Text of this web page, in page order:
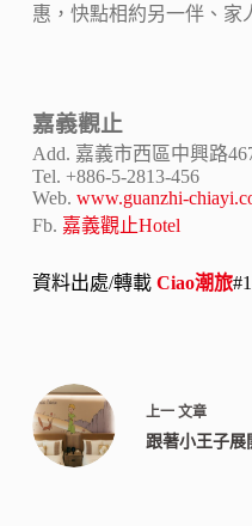
惠，快點相約另一伴、家
嘉義觀止
Add. 嘉義市西區中興路
Tel. +886-5-2813-456
Web.www.guanzhi-
Fb. 嘉義觀止Hotel
資料出處/轉載Ciao潮旅
上一文章
跟著小王子展